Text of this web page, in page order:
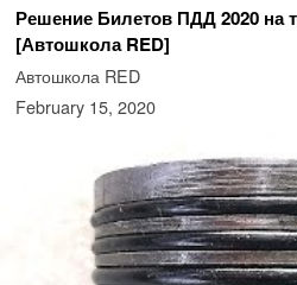
Решение Билетов ПДД 2020 на
[Автошкола RED]
Автошкола RED
February 15, 2020